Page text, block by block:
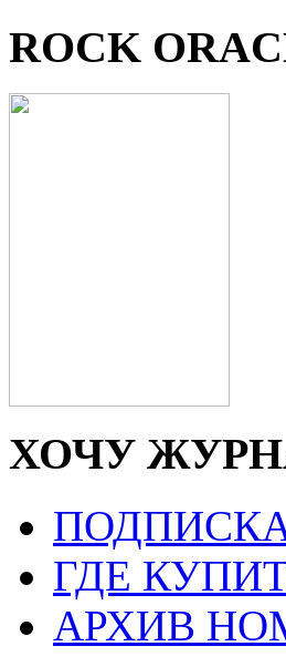
ROCK
ХОЧУ
ГДЕ
АРХИВ